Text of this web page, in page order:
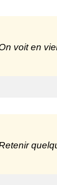
voit en